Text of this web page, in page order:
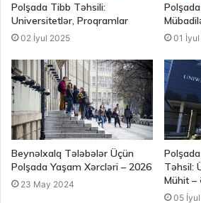
Polşada Tibb Təhsili:
Universitetlər, Proqramlar
02 İyul 2025 01
Beynəlxalq Tələbələr Üçün
Polşada Yaşam Xərcləri – 2026
23 May 2024
Təhsil:
Mühit –
05